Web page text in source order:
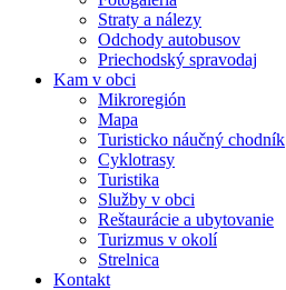
Straty a nálezy
Odchody autobusov
Priechodský spravodaj
Kam v obci
Mikroregión
Mapa
Turisticko náučný chodník
Cyklotrasy
Turistika
Služby v obci
Reštaurácie a ubytovanie
Turizmus v okolí
Strelnica
Kontakt